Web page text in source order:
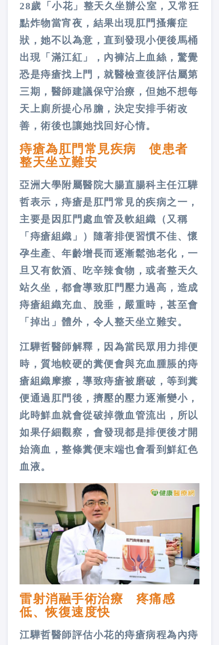
28歲「小花」整天久坐辦公室，又常狂
點炸物當宵夜，結果出現肛門搔癢症
狀，她不以為意，直到發現小便後馬桶
出現「滿江紅」，內褲沾上血絲，驚覺
恐是痔瘡找上門，就醫檢查後評估屬第
三期，醫師建議保守治療，但她不想每
天上廁所提心吊膽，決定安排手術改
善，術後也讓她找回好心情。
痔瘡為肛門常見疾病 使患者
整天坐立難安
亞洲大學附屬醫院大腸直腸科主任江驊
哲表示，痔瘡是肛門常見的疾病之一，
主要是因肛門處血管及軟組織（又稱
「痔瘡組織」）隨著排便習慣不佳、懷
孕生產、年齡增長而逐漸鬆弛老化，一
旦又有飲酒、吃辛辣食物，或者整天久
站久坐，都會導致肛門壓力過高，造成
痔瘡組織充血、脫垂，嚴重時，甚至會
「掉出」體外，令人整天坐立難安。
江驊哲醫師解釋，因為當民眾用力排便
時，質地較硬的糞便會與充血腫脹的痔
瘡組織摩擦，導致痔瘡被磨破，等到糞
便通過肛門後，擠壓的壓力逐漸變小，
此時鮮血就會從破掉微血管流出，所以
如果仔細觀察，會發現都是排便後才開
始滴血，整條糞便末端也會看到鮮紅色
血液。
雷射消融手術治療 疼痛感
低、恢復速度快
江驊哲醫師評估小花的痔瘡病程為內痔